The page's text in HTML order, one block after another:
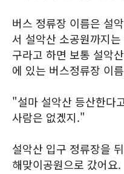
버스 정류장 이름은 설
서 설악산 소공원까지
구라고 하면 보통 설악
에 있는 버스정류장 이
"설마 설악산 등산한다
사람은 없겠지."
설악산 입구 정류장을
해맞이공원으로 갔어요.